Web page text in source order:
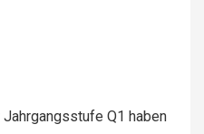
Q1 haben